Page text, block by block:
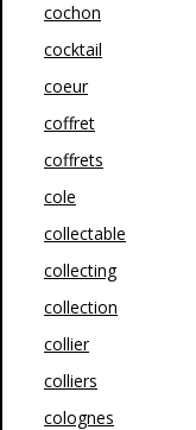
cochon
cocktail
coeur
coffret
coffrets
cole
collectable
collecting
collection
collier
colliers
colognes